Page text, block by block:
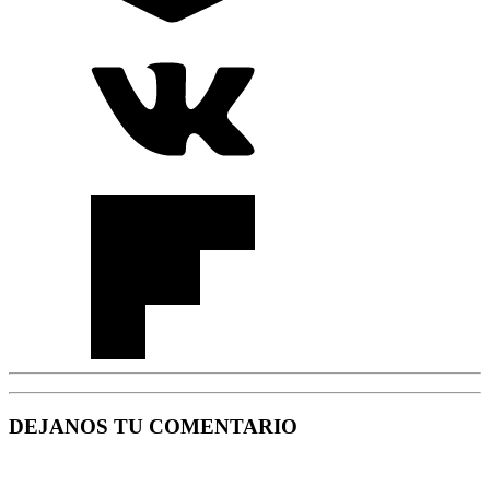
DEJANOS TU COMENTARIO